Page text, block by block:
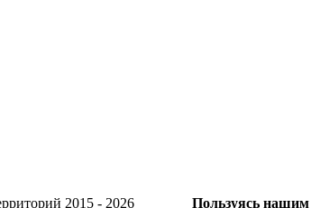
территорий 2015 - 2026 Пользуясь нашим